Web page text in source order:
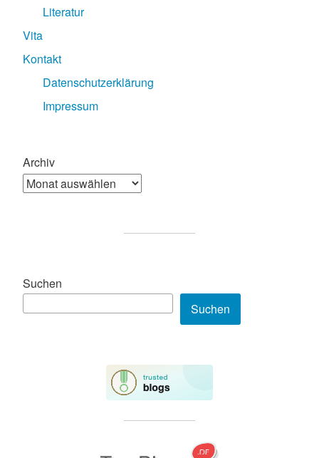
Literatur
Vita
Kontakt
Datenschutzerklärung
Impressum
Archiv
Suchen
Suchen